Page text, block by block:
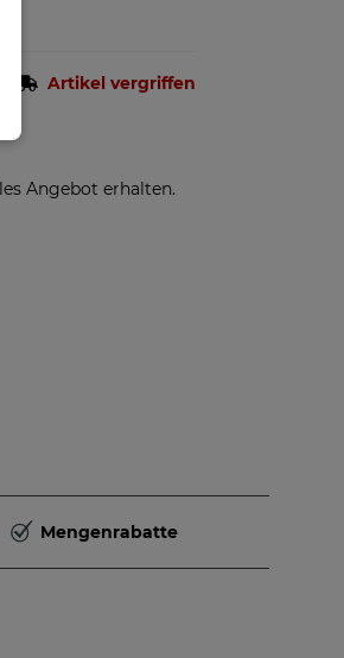
Artikel vergriffen
Angebot erhalten.
Mengenrabatte